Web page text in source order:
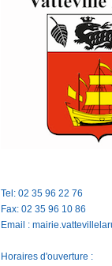
Tel: 02 35 96 22 76
Fax: 02 35 96 10 86
Email :
Horaires d'ouverture :